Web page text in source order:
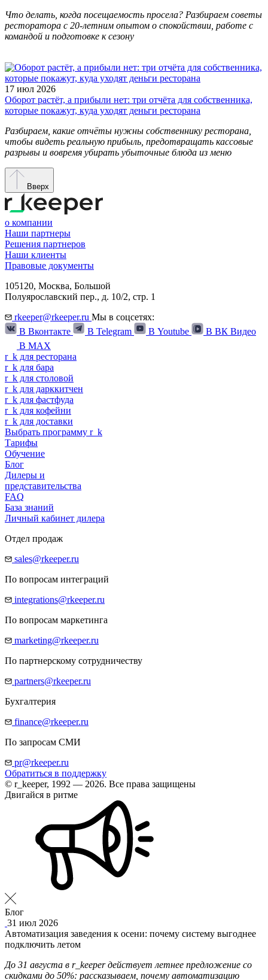
Что делать, когда посещаемость просела? Разбираем советы
ресторатора с 20-летним опытом о спокойствии, работе с
командой и подготовке к сезону
17 июл 2026
Оборот растёт, а прибыли нет: три отчёта для собственника,
которые покажут, куда уходят деньги ресторана
Разбираем, какие отчёты нужны собственнику ресторана,
чтобы видеть реальную прибыль, предотвращать кассовые
разрывы и вовремя убирать убыточные блюда из меню
Вверх
о компании
Наши партнеры
Решения партнеров
Наши клиенты
Правовые документы
105120, Москва, Большой
Полуярославский пер., д. 10/2, стр. 1
rkeeper@rkeeper.ru Мы в соцсетях:
В Вконтакте
В Telegram В Youtube
В ВК Видео
В MAX
r_ k для ресторана
r_ k для бара
r_ k для столовой
r_ k для дарккитчен
r_ k для фастфуда
r_ k для кофейни
r_ k для доставки
Выбрать программу r_ k
Тарифы
Обучение
Блог
Дилеры и
представительства
FAQ
База знаний
Личный кабинет дилера
Отдел продаж
sales@rkeeper.ru
По вопросам интеграций
integrations@rkeeper.ru
По вопросам маркетинга
marketing@rkeeper.ru
По партнерскому сотрудничеству
partners@rkeeper.ru
Бухгалтерия
finance@rkeeper.ru
По запросам СМИ
pr@rkeeper.ru
Обратиться в поддержку
© r_keeper, 1992 — 2026. Все права защищены
Двигайся в ритме
Блог
31 июл 2026
Автоматизация заведения к осени: почему систему выгоднее
подключить летом
До 31 августа в r_keeper действует летнее предложение со
скидками до 50%: рассказываем, почему автоматизацию